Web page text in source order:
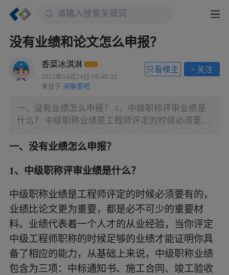
没有业绩和论文怎么申报？
香菜冰淇淋 Lv.2
2023年04月24日 09:48:22
来自于 闲聊茶吧
+ 关注
只看楼主
一、没有业绩怎么申报？ 1、中级职称评审业绩是
什么？ 中级职称业绩是工程师评定的时候必须要有
料。业绩代表着一个人才的从业经验，当你评定中
相应的能力，从基础上来说，中级职称业绩包含为
要你能够提供这三项材料，基本上就可以证明你具
备了申请中级职称的能力，从宽泛角度来说，光从
事这些项目不算，有论文和证书才算是锦上添花，
如果获取了专利那就大有所用，会为你的中级职称
评审增分很多。
一、没有业绩怎么申报？
1、中级职称评审业绩是什么？
中级职称业绩是工程师评定的时候必须要有的，
业绩比论文更为重要，都是必不可少的重要材
料。业绩代表着一个人才的从业经验，当你评定
中级工程师职称的时候足够的业绩才能证明你具
备了相应的能力，从基础上来说，中级职称业绩
包含为三项：中标通知书、施工合同、竣工验收